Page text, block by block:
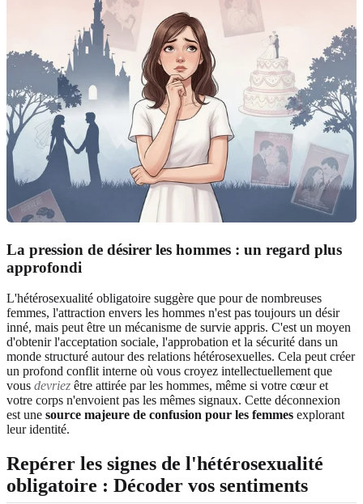
La pression de désirer les hommes : un regard plus
approfondi
L'hétérosexualité obligatoire suggère que pour de nombreuses
femmes, l'attraction envers les hommes n'est pas toujours un désir
inné, mais peut être un mécanisme de survie appris. C'est un moyen
d'obtenir l'acceptation sociale, l'approbation et la sécurité dans un
monde structuré autour des relations hétérosexuelles. Cela peut créer
un profond conflit interne où vous croyez intellectuellement que
vous devriez être attirée par les hommes, même si votre cœur et
votre corps n'envoient pas les mêmes signaux. Cette déconnexion
est une source majeure de confusion pour les femmes explorant
leur identité.
Repérer les signes de l'hétérosexualité
obligatoire : Décoder vos sentiments